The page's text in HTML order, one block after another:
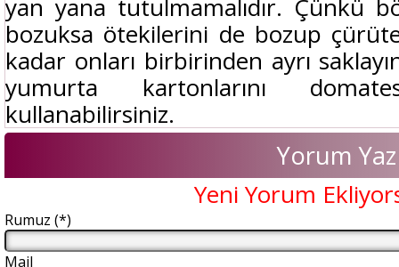
yan yana tutulmamalıdır. Çünkü
bozuksa ötekilerini de bozup
kadar onları birbirinden ayrı
yumurta kartonlarını
kullanabilirsiniz.
Yorum Yaz
Yeni Yorum
Rumuz (*)
Mail